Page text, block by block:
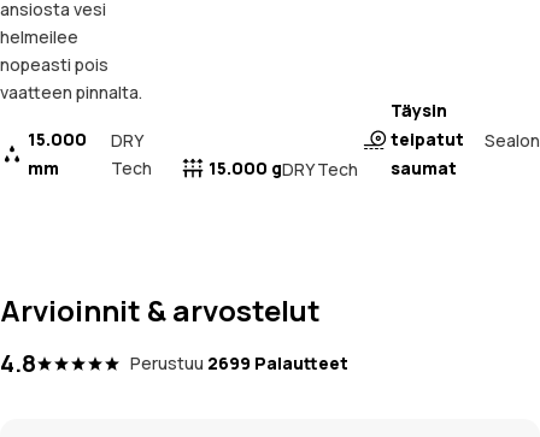
ansiosta vesi
helmeilee
nopeasti pois
vaatteen pinnalta.
15.000
mm
DRY
Tech
15.000 gDRY Tech
Täysin
teipatut
saumat
Sealon
Arvioinnit & arvostelut
4.8 Perustuu 2699 Palautteet